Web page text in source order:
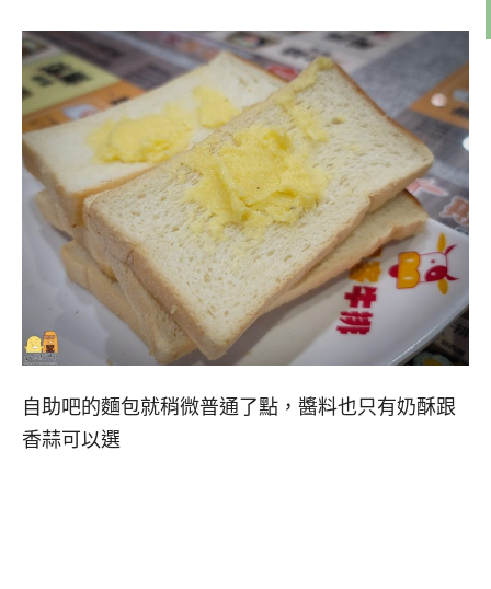
自助吧的麵包就稍微普通了點，醬料也只有奶酥跟
香蒜可以選